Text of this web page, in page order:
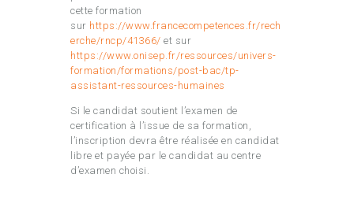
cette formation
sur https://www.francecompetences.fr/rech
erche/rncp/41366/ et sur
https://www.onisep.fr/ressources/univers-
formation/formations/post-bac/tp-
assistant-ressources-humaines
Si le candidat soutient l’examen de
certification à l’issue de sa formation,
l’inscription devra être réalisée en candidat
libre et payée par le candidat au centre
d’examen choisi.